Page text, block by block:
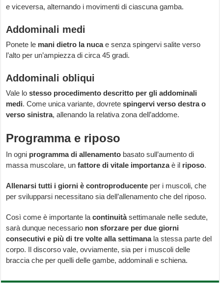
e viceversa, alternando i movimenti di ciascuna gamba.
Addominali medi
Ponete le mani dietro la nucae senza spingervi salite verso
l’alto per un’ampiezza di circa 45 gradi.
Addominali obliqui
Vale lostesso procedimento descritto per gli addominali
medi. Come unica variante, dovretespingervi verso destra o
verso sinistra, allenando la relativa zona dell’addome.
Programma e riposo
In ogni programma di allenamento basato sull’aumento di
massa muscolare, unfattore di vitale importanzaè il riposo.
Allenarsi tutti i giorni è controproducente per i muscoli, che
per svilupparsi necessitano sia dell’allenamento che del riposo.
Così come è importante lacontinuitàsettimanale nelle sedute,
sarà dunque necessario non sforzare per due giorni
consecutivi e più di tre volte alla settimanala stessa parte del
corpo. Il discorso vale, ovviamente, sia per i muscoli delle
braccia che per quelli delle gambe, addominali e schiena.